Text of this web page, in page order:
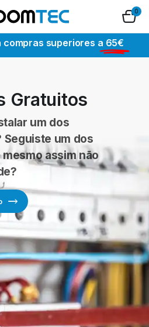
0
compras superiores a 65€
Gratuitos
um dos
um dos
assim não